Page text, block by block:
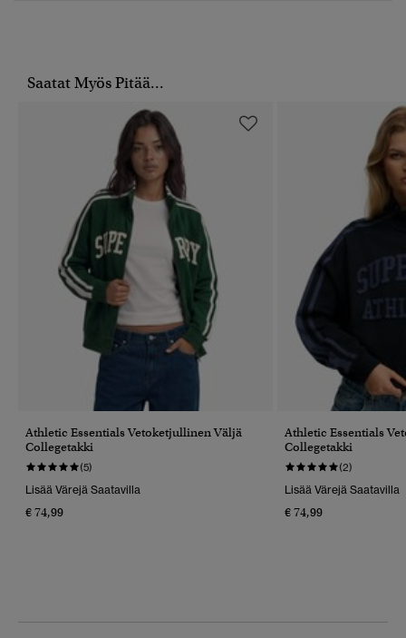
Saatat Myös Pitää...
Athletic Essentials Vetoketjullinen Väljä
Collegetakki
(5)
Lisää Värejä Saatavilla
€ 74,99
Athletic Essentials
Collegetakki
(2)
Lisää Värejä Saatavilla
€ 74,99